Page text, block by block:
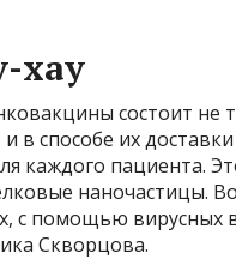
хау
состоит не
в способе их
каждого пациента.
наночастицы.
с помощью вирусных
Скворцова.